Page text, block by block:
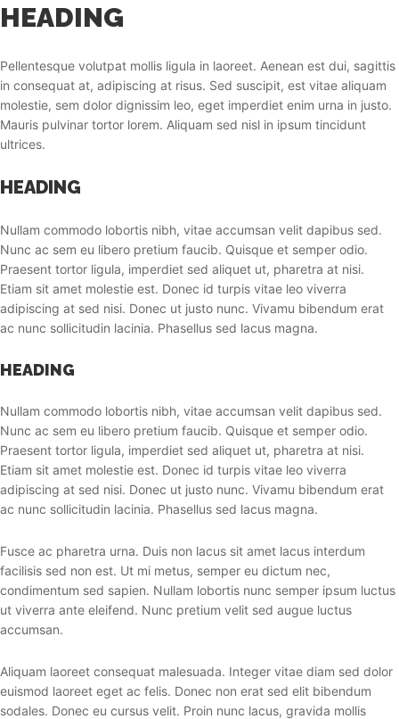
HEADING
Pellentesque volutpat mollis ligula in laoreet. Aenean est dui, sagittis
in consequat at, adipiscing at risus. Sed suscipit, est vitae aliquam
molestie, sem dolor dignissim leo, eget imperdiet enim urna in justo.
Mauris pulvinar tortor lorem. Aliquam sed nisl in ipsum tincidunt
ultrices.
HEADING
Nullam commodo lobortis nibh, vitae accumsan velit dapibus sed.
Nunc ac sem eu libero pretium faucib. Quisque et semper odio.
Praesent tortor ligula, imperdiet sed aliquet ut, pharetra at nisi.
Etiam sit amet molestie est. Donec id turpis vitae leo viverra
adipiscing at sed nisi. Donec ut justo nunc. Vivamu bibendum erat
ac nunc sollicitudin lacinia. Phasellus sed lacus magna.
HEADING
Nullam commodo lobortis nibh, vitae accumsan velit dapibus sed.
Nunc ac sem eu libero pretium faucib. Quisque et semper odio.
Praesent tortor ligula, imperdiet sed aliquet ut, pharetra at nisi.
Etiam sit amet molestie est. Donec id turpis vitae leo viverra
adipiscing at sed nisi. Donec ut justo nunc. Vivamu bibendum erat
ac nunc sollicitudin lacinia. Phasellus sed lacus magna.
Fusce ac pharetra urna. Duis non lacus sit amet lacus interdum
facilisis sed non est. Ut mi metus, semper eu dictum nec,
condimentum sed sapien. Nullam lobortis nunc semper ipsum luctus
ut viverra ante eleifend. Nunc pretium velit sed augue luctus
accumsan.
Aliquam laoreet consequat malesuada. Integer vitae diam sed dolor
euismod laoreet eget ac felis. Donec non erat sed elit bibendum
sodales. Donec eu cursus velit. Proin nunc lacus, gravida mollis